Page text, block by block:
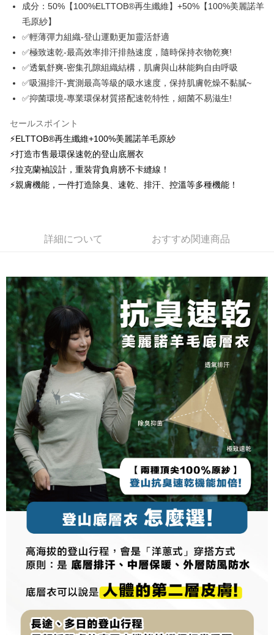
華南商業銀行
彰化商業銀行
上海商業儲蓄銀行
国泰世華商業銀行
兆豐國際商業銀行
台湾中小企業銀行
台中商業銀行
聯邦商業銀行
遠東国際商業銀行
元大商業銀行
永豐商業銀行
玉山商業銀行
星展(台湾)商業銀行
台湾楽天クレジットカード会社
華南商業銀行
上海商業儲蓄銀行
台北富邦商業銀行
国泰世華商業銀行
兆豐國際商業銀行
台湾中小企業銀行
台中商業銀行
HSBC(台湾)商業銀行
華泰商業銀行
元大商業銀行
永豐商業銀行
台新國際商業銀行
台湾楽天クレジットカード会社
12回払い、金利0、毎回 NT$206 21行の銀行
合作金庫商業銀行
第一商業銀行
上海商業儲蓄銀行
台北富邦商業銀行
国泰世華商業銀行
兆豐國際商業銀行
台湾中小企業銀行
台中商業銀行
HSBC(台湾)商業銀行
華泰商業銀行
元大商業銀行
玉山商業銀行
星展(台湾)商業銀行
台湾楽天クレジットカード会社
合作金庫商業銀行
第一商業銀行
華南商業銀行
彰化商業銀行
兆豐國際商業銀行
台湾中小企業銀行
台中商業銀行
HSBC(台湾)商業銀行
遠東国際商業銀行
永豐商業銀行
玉山商業銀行
星展(台湾)商業銀行
中国信託商業銀行
台湾楽天クレジットカード会社
コンビニ店頭代金引換
Apple Pay
Easy Wallet
OP Pay Later
説明
【OP Pay Later 使用説明】
1. 本サービスは台湾大哥大によって提供され、台湾大哥大のユーザーは追
3. 実際の承認額、分割回数および費用については、後続の取引確認ページ
発生した場合は、システムの評価基準に達していないことを意味し、評価
内容についての説明はいたしかねます。
【支払い方法の説明】
1. 分割払いの金額は電信請求書に統合されず、「OP Pay Later」は毎月の
締め日後に支払いリマインダーのSMSを送信します。
2. SMSのリンクを通じて請求書を開いた後、「コンビニバーコード／台湾
大直営店舗／銀行振込／街口支払い／iPASS MONEY」などのチャネルで
支払いを選択できます。
【注意事項】
1. 本サービスは「台湾大哥大株式会社」（以下「当社」といいます）によ
って提供され、ユーザーが取引時に本サービスを通じて商品やサービスを
購入できるようにし、店舗が売買／分割払い売買の債権を当社に譲渡した
後、契約に基づいて当社の請求書で帳款を支払うことになります。
2. 「OP Pay Later」を利用する契約関係の目的から、店舗はあなたの個人
情報（名前、電話または住所を含む）を台湾大哥大に提供し、収集、処理
および利用するために、当社があなた本人と分割請求書に必要な情報の確
認、照合および修正を行います。
3. 完全なユーザーサービス規約については、以下のリンクを参照してくだ
https://oppay.tw/userRule
AFTEE代金後払い
ウが表示されます。
2.SMSで認証してお支払い手続を進めてください。
4.ご注文が完了すると、携帯に支払い通知のSMSが届きます。アプリ会員
の場合は、AFTEE アプリプッシュ通知が届きます。
5.商品受け取り時のお支払いは不要です。商品を確かめてから、SMSまた
はアプリの通知に従って、4大コンビニ、またはATM/オンラインバンキン
グでお支払いください。
代金納付期限は最短で 14 日以内ですので、ご注意ください。AFTEE アプ
リをダウンロードして AFTEE 会員になるとお支払い期限を最長 45 日以内
まで延長できます。
お支払期限は、ショップが請求した期日と、AFTEEで延長できる日数をも
とに計算されます。AFTEEで注文すると、商品を受け取るまで支払い期限
を延長できますが、商品を期限内に受け取れない場合があります（例：予
約商品や商品到着日が比較的遅い商品）。そのため、商品到着の有無に関
わらず、AFTEEで指定された期限内にお支払いください。
二、支払い限度額
1.初回 AFTEEを ご利用の際に、認証結果及び当社の審査の結果に基づ
き、限度額が設定されます。
2.決済金額は最低NT$20です。
3.現在、台湾の会員のみご利用いただけます。
三、利用規約「AFTEE代金後払い」（以下当サービスという）はネットプ
ロテクションズ（以下 AFTEE という）が提供し、AFTEEが代金を徴収し
の氏名、電話番号、受取人の氏名、電話番号、受取人住所を含むがこれに
限らない）は、AFTEEに渡され当サービスで必要な範囲内で利用されま
ームページの『個人情報の収集、処理及び利用に関する声明』をご参照く
ださい（https://aftee.tw/privacypolicy/）。
AFTEEの初回ご利用の際に、審査を通過すれば、最高額がNT$10,000にな
ります。支払い期限を過ぎた場合、その金額に基づいて年利20%の遅延滞
配送毎にNT$100、NT$1,000以上で送料無料
付款後全家取貨
配送毎にNT$100、NT$1,000以上で送料無料
7-11取貨付款
配送毎にNT$100、NT$1,000以上で送料無料
付款後7-11取貨
配送毎にNT$100、NT$1,000以上で送料無料
宅配
配送毎にNT$100、NT$1,000以上で送料無料
順豐 送料を確認
成分：50%【100%ELTTOB®再生纖維】+50%【100%美麗諾羊
毛原紗】
✅輕薄彈力組織-登山運動更加靈活舒適
✅極致速乾-最高效率排汗排熱速度，隨時保持衣物乾爽!
✅透氣舒爽-密集孔隙組織結構，肌膚與山林能夠自由呼吸
✅吸濕排汗-實測最高等級的吸水速度，保持肌膚乾燥不黏膩~
✅抑菌環境-專業環保材質搭配速乾特性，細菌不易滋生!
セールスポイント
⚡ELTTOB®再生纖維+100%美麗諾羊毛原紗
⚡打造市售最環保速乾的登山底層衣
⚡拉克蘭袖設計，重裝背負肩膀不卡縫線！
⚡親膚機能，一件打造除臭、速乾、排汗、控溫等多種機能！
詳細について おすすめ関連商品